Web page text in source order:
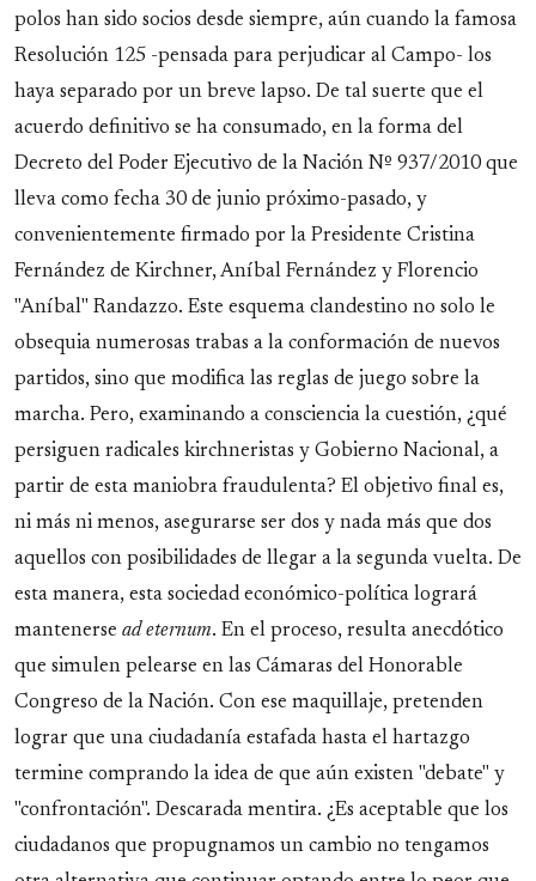
polos han sido socios desde siempre, aún cuando la famosa
Resolución 125 -pensada para perjudicar al Campo- los
haya separado por un breve lapso. De tal suerte que el
acuerdo definitivo se ha consumado, en la forma del
Decreto del Poder Ejecutivo de la Nación Nº 937/2010 que
lleva como fecha 30 de junio próximo-pasado, y
convenientemente firmado por la Presidente Cristina
Fernández de Kirchner, Aníbal Fernández y Florencio
"Aníbal" Randazzo. Este esquema clandestino no solo le
obsequia numerosas trabas a la conformación de nuevos
partidos, sino que modifica las reglas de juego sobre la
marcha. Pero, examinando a consciencia la cuestión, ¿qué
persiguen radicales kirchneristas y Gobierno Nacional, a
partir de esta maniobra fraudulenta? El objetivo final es,
ni más ni menos, asegurarse ser dos y nada más que dos
aquellos con posibilidades de llegar a la segunda vuelta. De
esta manera, esta sociedad económico-política logrará
mantenerse ad eternum. En el proceso, resulta anecdótico
que simulen pelearse en las Cámaras del Honorable
Congreso de la Nación. Con ese maquillaje, pretenden
lograr que una ciudadanía estafada hasta el hartazgo
termine comprando la idea de que aún existen "debate" y
"confrontación". Descarada mentira. ¿Es aceptable que los
ciudadanos que propugnamos un cambio no tengamos